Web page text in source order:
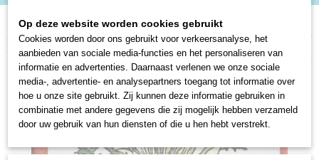
Home>Speelgoed en Spellen>Spellen>Kaartspellen>Kwartetspellen
>
Bloemenkwartet - Diabolo 1964
Op deze website worden cookies gebruikt
Cookies worden door ons gebruikt voor verkeersanalyse, het
aanbieden van sociale media-functies en het personaliseren van
informatie en advertenties. Daarnaast verlenen we onze sociale
media-, advertentie- en analysepartners toegang tot informatie over
hoe u onze site gebruikt. Zij kunnen deze informatie gebruiken in
combinatie met andere gegevens die zij mogelijk hebben verzameld
door uw gebruik van hun diensten of die u hen hebt verstrekt.